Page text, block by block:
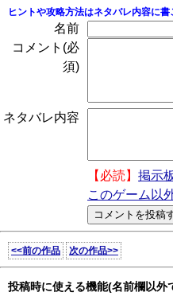
ヒントや攻略方法はネタバレ内容に書
名前
コメント(必
須)
ネタバレ内容
【必読】 掲示
このゲーム以
<<前の作品 次の作品>>
投稿時に使える機能(名前欄以外